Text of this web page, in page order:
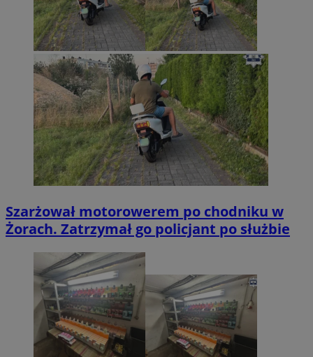
Szarżował motorowerem po chodniku w
Żorach. Zatrzymał go policjant po służbie